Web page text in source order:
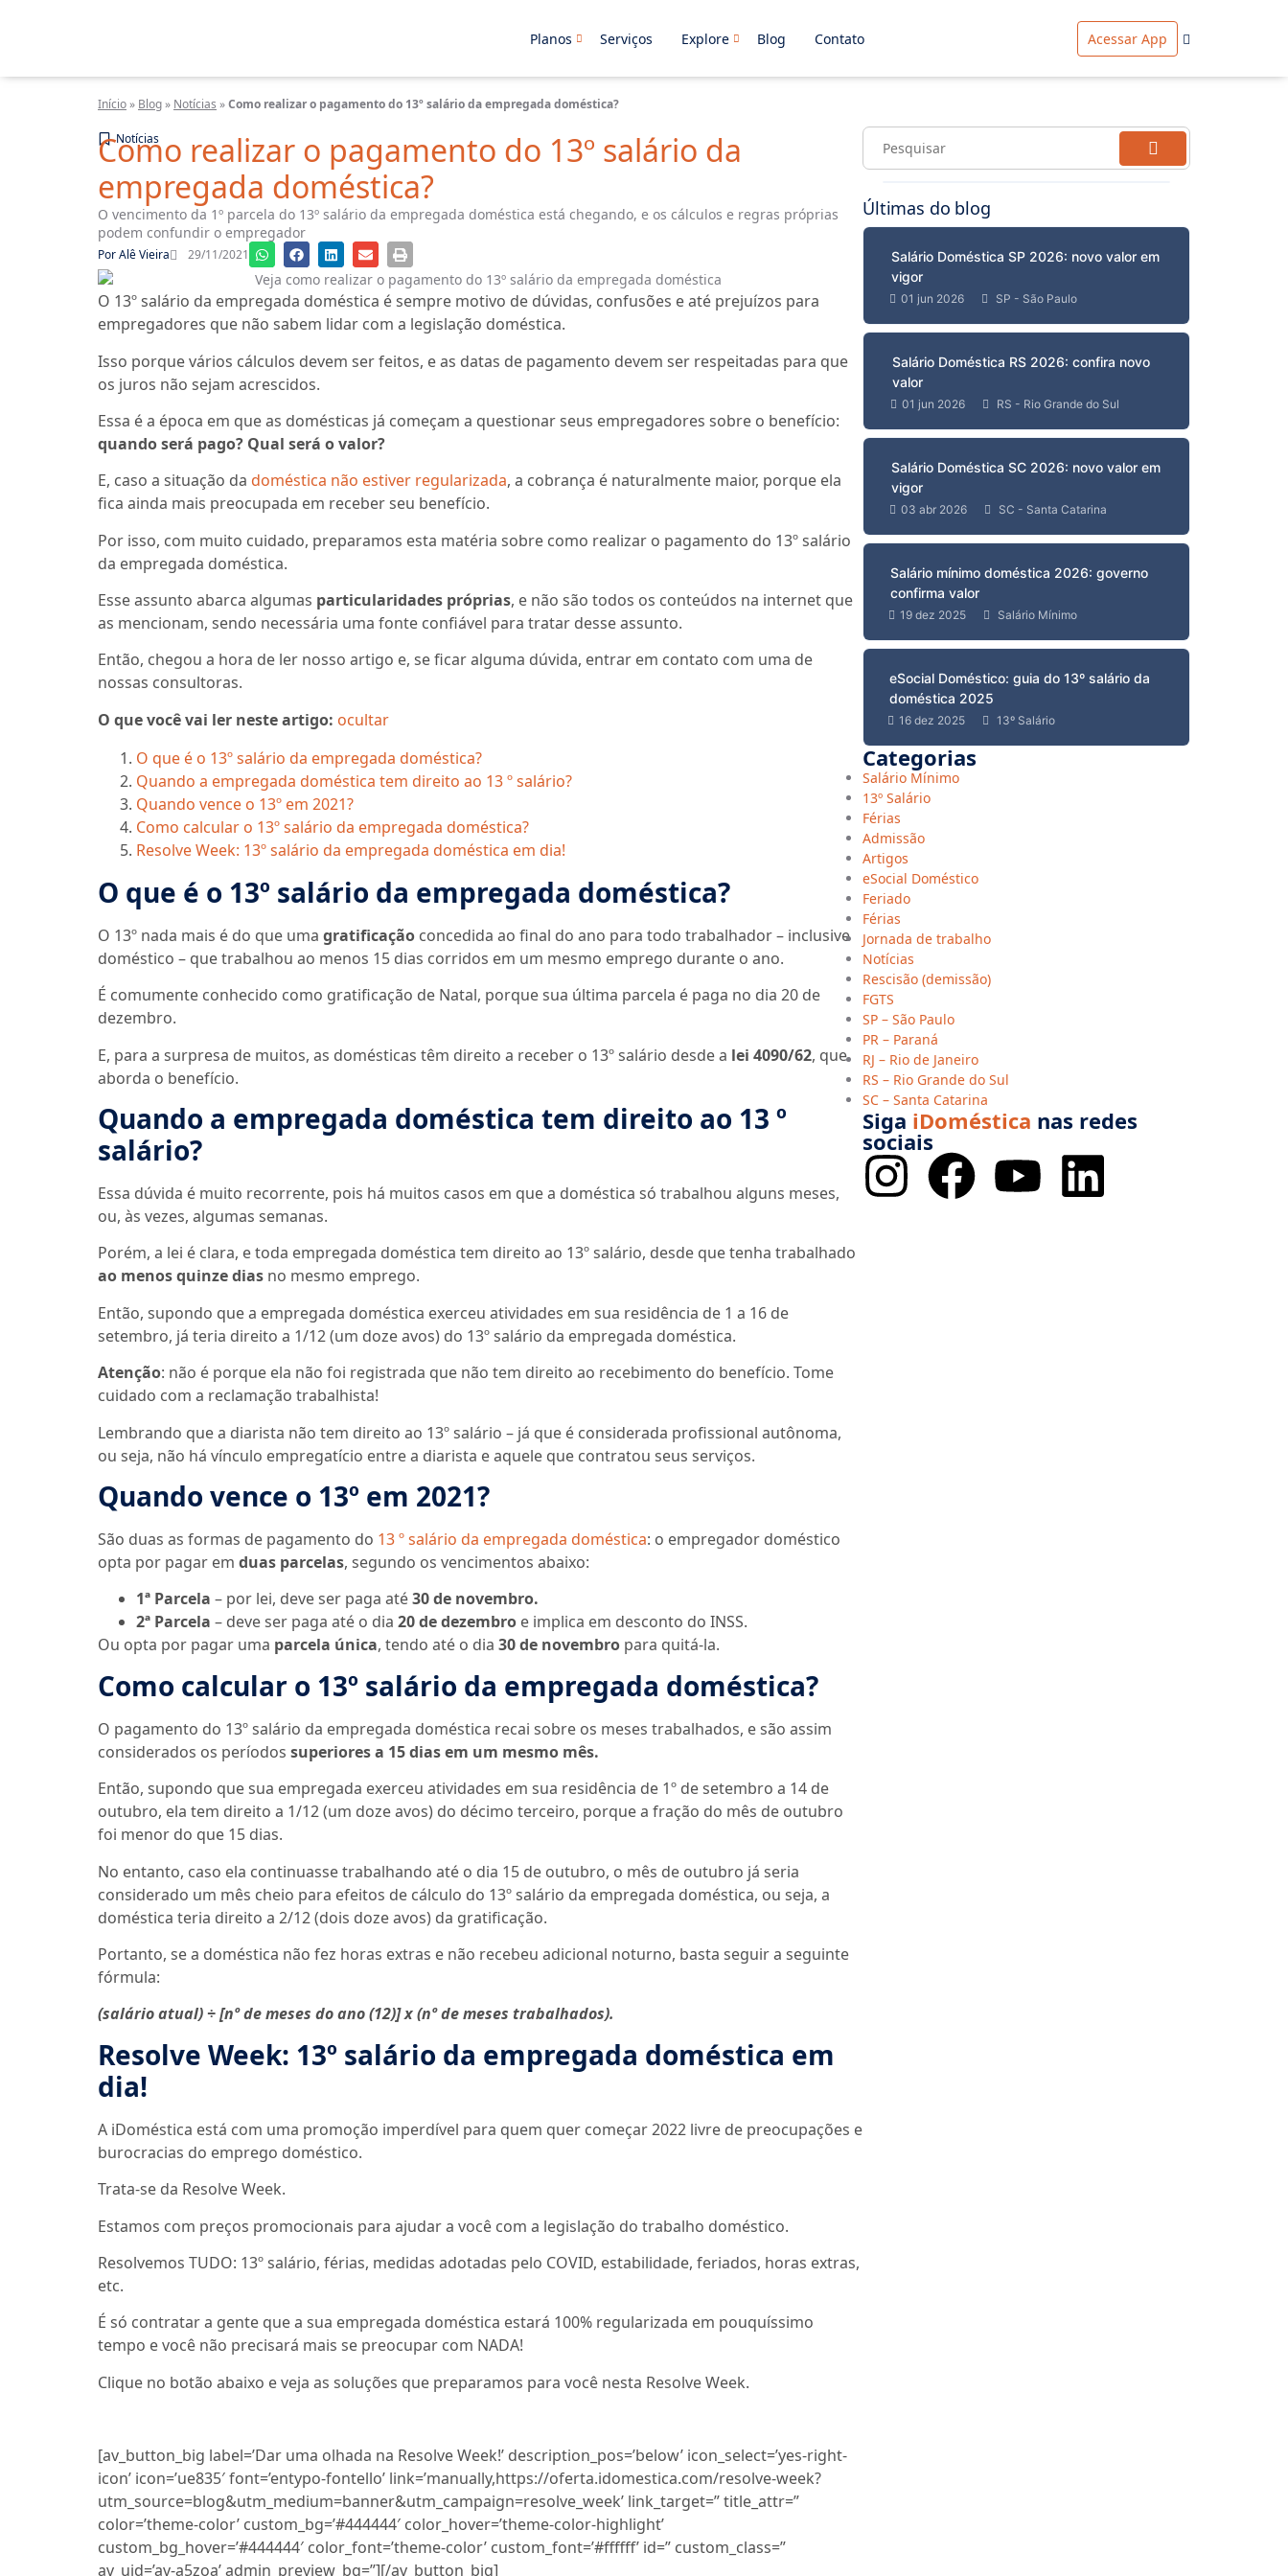
Planos Serviços Explore Blog Contato Acessar App
Início» Blog» Notícias »Como realizar o pagamento do 13º salário da empregada doméstica?
Notícias
Como realizar o pagamento do 13º salário da
empregada doméstica?
O vencimento da 1º parcela do 13º salário da empregada doméstica está chegando, e os cálculos e regras próprias
podem confundir o empregador
PorAlê Vieira 29/11/2021
O 13º salário da empregada doméstica é sempre motivo de dúvidas, confusões e até prejuízos para
empregadores que não sabem lidar com a legislação doméstica.
Isso porque vários cálculos devem ser feitos, e as datas de pagamento devem ser respeitadas para que
os juros não sejam acrescidos.
Essa é a época em que as domésticas já começam a questionar seus empregadores sobre o benefício:
quando será pago? Qual será o valor?
E, caso a situação da doméstica não estiver regularizada, a cobrança é naturalmente maior, porque ela
fica ainda mais preocupada em receber seu benefício.
Por isso, com muito cuidado, preparamos esta matéria sobre como realizar o pagamento do 13º salário
da empregada doméstica.
Esse assunto abarca algumas particularidades próprias, e não são todos os conteúdos na internet que
as mencionam, sendo necessária uma fonte confiável para tratar desse assunto.
Então, chegou a hora de ler nosso artigo e, se ficar alguma dúvida, entrar em contato com uma de
nossas consultoras.
O que você vai ler neste artigo: ocultar
O que é o 13º salário da empregada doméstica?
Quando a empregada doméstica tem direito ao 13 º salário?
Quando vence o 13º em 2021?
Como calcular o 13º salário da empregada doméstica?
Resolve Week: 13º salário da empregada doméstica em dia!
O que é o 13º salário da empregada doméstica?
O 13º nada mais é do que uma gratificação concedida ao final do ano para todo trabalhador – inclusive
doméstico – que trabalhou ao menos 15 dias corridos em um mesmo emprego durante o ano.
É comumente conhecido como gratificação de Natal, porque sua última parcela é paga no dia 20 de
dezembro.
E, para a surpresa de muitos, as domésticas têm direito a receber o 13º salário desde a lei 4090/62, que
aborda o benefício.
Quando a empregada doméstica tem direito ao 13 º
salário?
Essa dúvida é muito recorrente, pois há muitos casos em que a doméstica só trabalhou alguns meses,
ou, às vezes, algumas semanas.
Porém, a lei é clara, e toda empregada doméstica tem direito ao 13º salário, desde que tenha trabalhado
ao menos quinze dias no mesmo emprego.
Então, supondo que a empregada doméstica exerceu atividades em sua residência de 1 a 16 de
setembro, já teria direito a 1/12 (um doze avos) do 13º salário da empregada doméstica.
Atenção: não é porque ela não foi registrada que não tem direito ao recebimento do benefício. Tome
cuidado com a reclamação trabalhista!
Lembrando que a diarista não tem direito ao 13º salário – já que é considerada profissional autônoma,
ou seja, não há vínculo empregatício entre a diarista e aquele que contratou seus serviços.
Quando vence o 13º em 2021?
São duas as formas de pagamento do 13 º salário da empregada doméstica: o empregador doméstico
opta por pagar em duas parcelas, segundo os vencimentos abaixo:
1ª Parcela – por lei, deve ser paga até30 de novembro.
2ª Parcela – deve ser paga até o dia 20 de dezembro e implica em desconto do INSS.
Ou opta por pagar uma parcela única, tendo até o dia 30 de novembro para quitá-la.
Como calcular o 13º salário da empregada doméstica?
O pagamento do 13º salário da empregada doméstica recai sobre os meses trabalhados, e são assim
considerados os períodos superiores a 15 dias em um mesmo mês.
Então, supondo que sua empregada exerceu atividades em sua residência de 1º de setembro a 14 de
outubro, ela tem direito a 1/12 (um doze avos) do décimo terceiro, porque a fração do mês de outubro
foi menor do que 15 dias.
No entanto, caso ela continuasse trabalhando até o dia 15 de outubro, o mês de outubro já seria
considerado um mês cheio para efeitos de cálculo do 13º salário da empregada doméstica, ou seja, a
doméstica teria direito a 2/12 (dois doze avos) da gratificação.
Portanto, se a doméstica não fez horas extras e não recebeu adicional noturno, basta seguir a seguinte
fórmula:
(salário atual) ÷ [nº de meses do ano (12)] x (nº de meses trabalhados).
Resolve Week: 13º salário da empregada doméstica em
dia!
A iDoméstica está com uma promoção imperdível para quem quer começar 2022 livre de preocupações e
burocracias do emprego doméstico.
Trata-se da Resolve Week.
Estamos com preços promocionais para ajudar a você com a legislação do trabalho doméstico.
Resolvemos TUDO: 13º salário, férias, medidas adotadas pelo COVID, estabilidade, feriados, horas extras,
etc.
É só contratar a gente que a sua empregada doméstica estará 100% regularizada em pouquíssimo
tempo e você não precisará mais se preocupar com NADA!
Clique no botão abaixo e veja as soluções que preparamos para você nesta Resolve Week.
[av_button_big label=’Dar uma olhada na Resolve Week!’ description_pos=’below’ icon_select=’yes-right-
icon’ icon=’ue835′ font=’entypo-fontello’ link=’manually,https://oferta.idomestica.com/resolve-week?
utm_source=blog&utm_medium=banner&utm_campaign=resolve_week’ link_target=” title_attr=”
color=’theme-color’ custom_bg=’#444444′ color_hover=’theme-color-highlight’
custom_bg_hover=’#444444′ color_font=’theme-color’ custom_font=’#ffffff’ id=” custom_class=”
av_uid=’av-a5zoa’ admin_preview_bg=”][/av_button_big]
Últimas do blog
Salário Doméstica SP 2026: novo valor em
vigor
01 jun 2026 SP - São Paulo
Salário Doméstica RS 2026: confira novo
valor
01 jun 2026 RS - Rio Grande do Sul
Salário Doméstica SC 2026: novo valor em
vigor
03 abr 2026 SC - Santa Catarina
Salário mínimo doméstica 2026: governo
confirma valor
19 dez 2025 Salário Mínimo
eSocial Doméstico: guia do 13º salário da
doméstica 2025
16 dez 2025 13º Salário
Categorias
Salário Mínimo
13º Salário
Férias
Admissão
Artigos
eSocial Doméstico
Feriado
Férias
Jornada de trabalho
Notícias
Rescisão (demissão)
FGTS
SP – São Paulo
PR – Paraná
RJ – Rio de Janeiro
RS – Rio Grande do Sul
SC – Santa Catarina
Siga iDoméstica nas redes
sociais